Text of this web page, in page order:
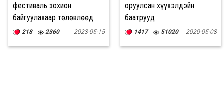
фестиваль зохион
байгуулахаар төлөвлөөд
байна"
218 2360 2023-05-15
оруулсан хүүхэлдэйн
баатрууд
1417 51020 2020-05-08